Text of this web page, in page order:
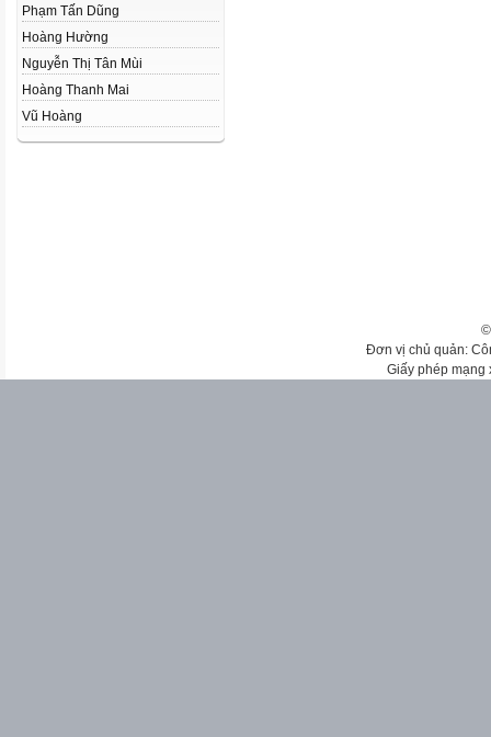
Phạm Tấn Dũng
Hoàng Hường
Nguyễn Thị Tân Mùi
Hoàng Thanh Mai
Vũ Hoàng
Đơn vị chủ quản:
Giấy phép mạng